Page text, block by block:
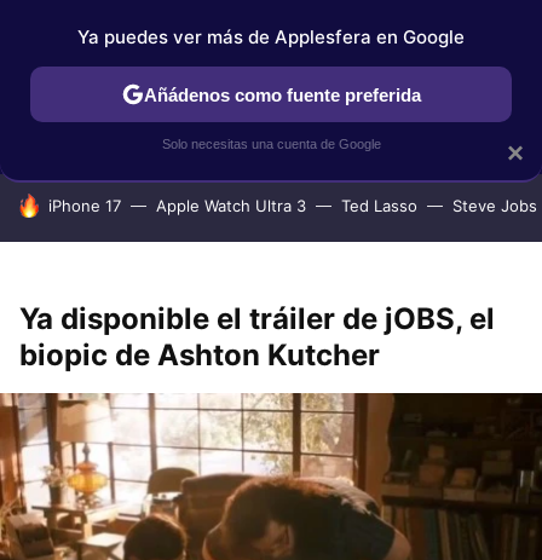
IPHONE TUTORIALES APPLESFERA SELECCIÓN
HOY SE HABLA DE
iPhone 17 Apple Watch Ultra 3 Ted Lasso Steve Jobs
Ya disponible el tráiler de jOBS, el
biopic de Ashton Kutcher
×
Ya puedes ver más de Applesfera en Google
Añádenos como fuente preferida
Solo necesitas una cuenta de Google